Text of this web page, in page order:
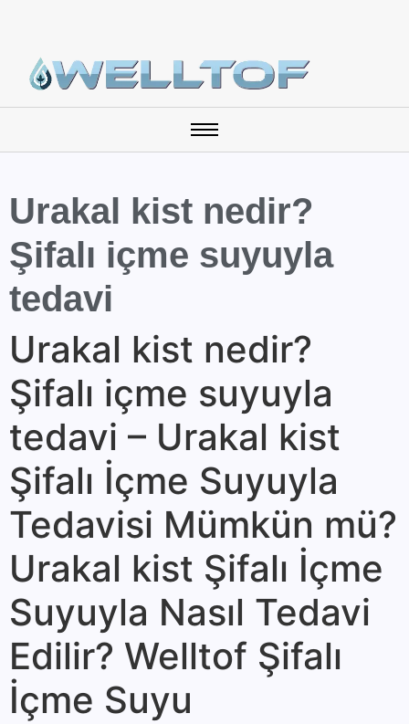
Urakal kist nedir?
Şifalı içme suyuyla
tedavi
Urakal kist nedir?
Şifalı içme suyuyla
tedavi – Urakal kist
Şifalı İçme Suyuyla
Tedavisi Mümkün mü?
Urakal kist Şifalı İçme
Suyuyla Nasıl Tedavi
Edilir? Welltof Şifalı
İçme Suyu